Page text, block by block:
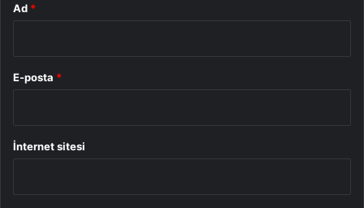
Ad *
E-posta *
İnternet sitesi